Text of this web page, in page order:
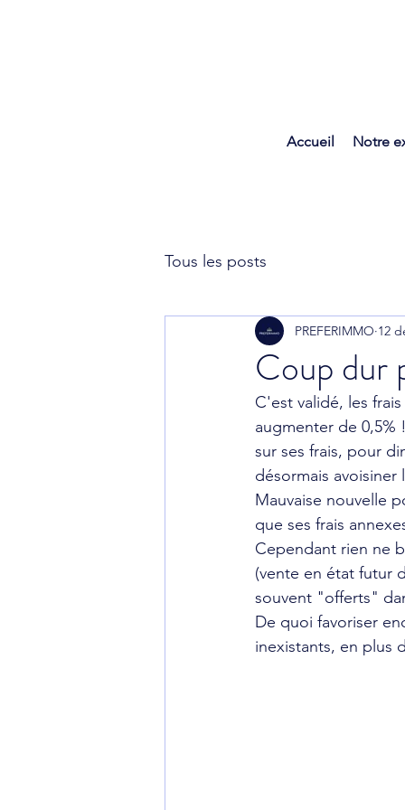
Accueil Notre
Tous les posts
Coup dur
PREFERIMMO 12
C'est validé, les
augmenter de
sur ses frais, pour
désormais
Mauvaise nouvelle
que ses frais
Cependant rien ne
(vente en état futur
souvent "offerts"
De quoi favoriser
inexistants, en plus